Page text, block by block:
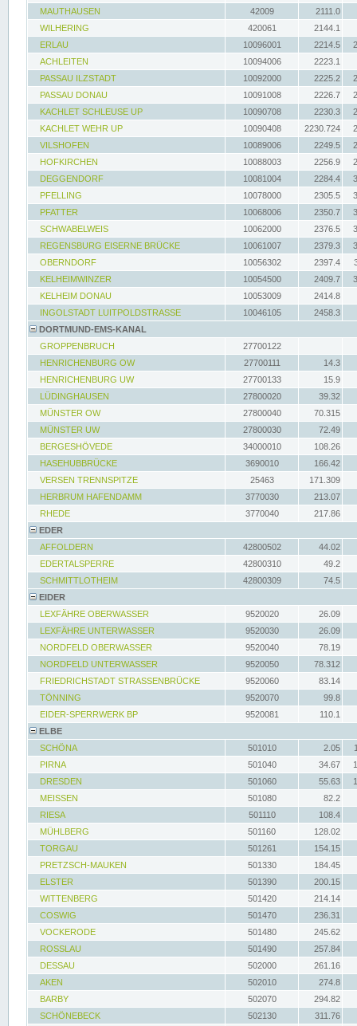
MAUTHAUSEN
42009
2111.0
WILHERING
420061
2144.1
ERLAU
10096001 2214.5
ACHLEITEN
10094006
2223.1
PASSAU ILZSTADT
10092000 2225.2
PASSAU DONAU
10091008 2226.7
KACHLET SCHLEUSE UP
10090708 2230.3
KACHLET WEHR UP
10090408 2230.724
VILSHOFEN
10089006 2249.5
HOFKIRCHEN
10088003 2256.9
DEGGENDORF
10081004 2284.4
PFELLING
10078000 2305.5
PFATTER
10068006 2350.7
SCHWABELWEIS
10062000 2376.5
REGENSBURG EISERNE BRÜCKE
10061007 2379.3
OBERNDORF
10056302 2397.4
KELHEIMWINZER
10054500 2409.7
KELHEIM DONAU
10053009
2414.8
INGOLSTADT LUITPOLDSTRASSE
10046105
2458.3
DORTMUND-EMS-KANAL
GROPPENBRUCH
27700122
HENRICHENBURG OW
27700111
14.3
HENRICHENBURG UW
27700133
15.9
LÜDINGHAUSEN
27800020
39.32
MÜNSTER OW
27800040
70.315
MÜNSTER UW
27800030
72.49
BERGESHÖVEDE
34000010
108.26
HASEHUBBRÜCKE
3690010
166.42
VERSEN TRENNSPITZE
25463
171.309
HERBRUM HAFENDAMM
3770030
213.07
RHEDE
3770040
217.86
EDER
AFFOLDERN
42800502
44.02
EDERTALSPERRE
42800310
49.2
SCHMITTLOTHEIM
42800309
74.5
EIDER
LEXFÄHRE OBERWASSER
9520020
26.09
LEXFÄHRE UNTERWASSER
9520030
26.09
NORDFELD OBERWASSER
9520040
78.19
NORDFELD UNTERWASSER
9520050
78.312
FRIEDRICHSTADT STRASSENBRÜCKE
9520060
83.14
TÖNNING
9520070
99.8
EIDER-SPERRWERK BP
9520081
110.1
ELBE
SCHÖNA
501010 2.05
PIRNA
501040 34.67
DRESDEN
501060 55.63
MEISSEN
501080
82.2
RIESA
501110
108.4
MÜHLBERG
501160
128.02
TORGAU
501261
154.15
PRETZSCH-MAUKEN
501330
184.45
ELSTER
501390
200.15
WITTENBERG
501420
214.14
COSWIG
501470
236.31
VOCKERODE
501480
245.62
ROSSLAU
501490
257.84
DESSAU
502000
261.16
AKEN
502010
274.8
BARBY
502070
294.82
SCHÖNEBECK
502130
311.76